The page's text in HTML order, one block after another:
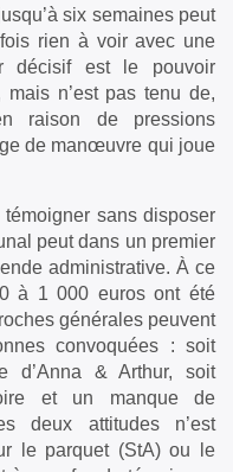
six semaines peut
rien à voir avec une
décisif est le pouvoir
n’est pas tenu de,
raison de pressions
de manœuvre qui joue
sans disposer
peut dans un premier
administrative. À ce
à 1 000 euros ont été
générales peuvent
convoquées : soit
d’Anna & Arthur, soit
et un manque de
deux attitudes n’est
le parquet (StA) ou le